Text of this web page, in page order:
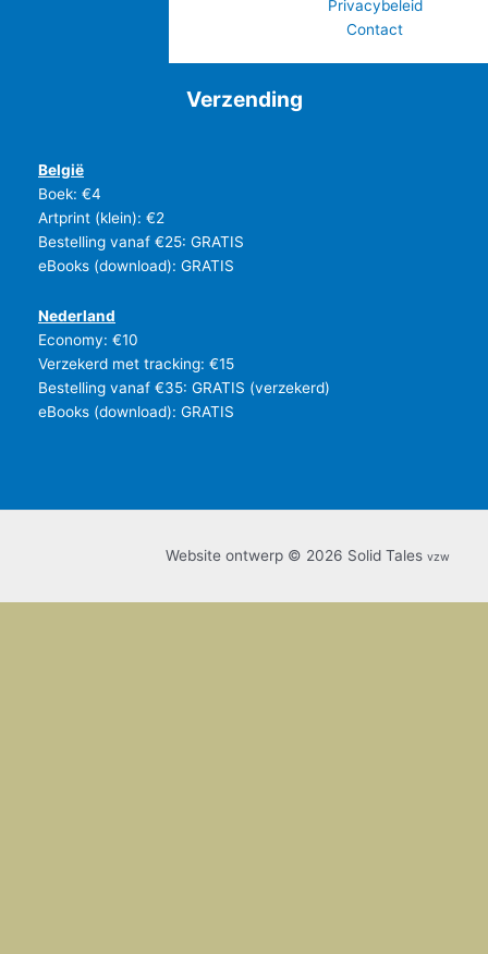
Privacybeleid
Contact
Verzending
België
Boek: €4
Artprint (klein): €2
Bestelling vanaf €25: GRATIS
eBooks (download): GRATIS
Nederland
Economy: €10
Verzekerd met tracking: €15
Bestelling vanaf €35: GRATIS (verzekerd)
eBooks (download): GRATIS
Website ontwerp © 2026 Solid Tales vzw